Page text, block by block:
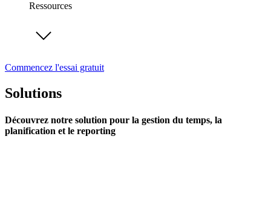
Ressources
Commencez l'essai gratuit
Solutions
Découvrez notre solution pour la gestion du temps, la
planification et le reporting